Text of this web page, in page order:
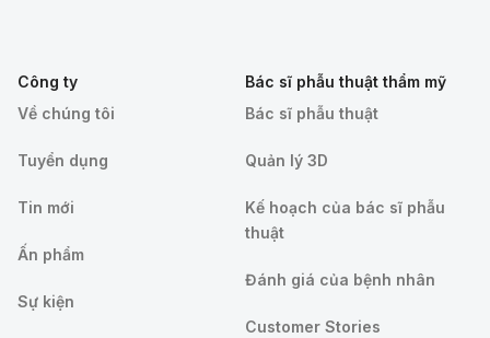
Công ty
Về chúng tôi
Tuyển dụng
Tin mới
Ấn phẩm
Sự kiện
Bác sĩ phẫu thuật thẩm mỹ
Bác sĩ phẫu thuật
Quản lý 3D
Kế hoạch của bác sĩ phẫu
thuật
Đánh giá của bệnh nhân
Customer Stories